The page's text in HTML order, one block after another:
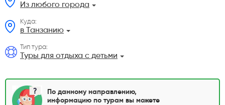
Из любого города
Куда:
в Танзанию
Тип тура:
Туры для отдыха с детьми
По данному направлению,
информацию по турам вы можете